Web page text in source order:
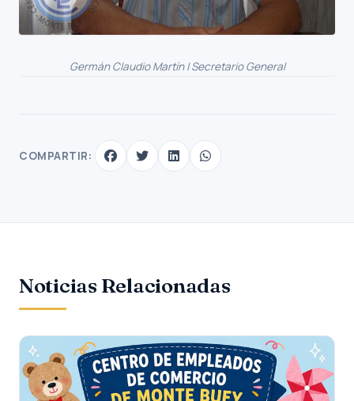
Germán Claudio Martín | Secretario General
COMPARTIR:
Noticias Relacionadas